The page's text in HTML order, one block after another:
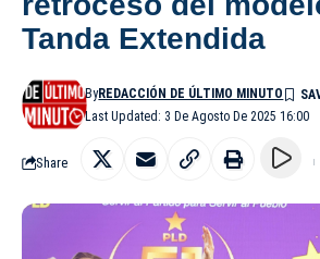
Tanda Extendida
Last Updated: 3 De Agosto De 2025 16:00
ByREDACCIÓN DE ÚLTIMO MINUTO
Share